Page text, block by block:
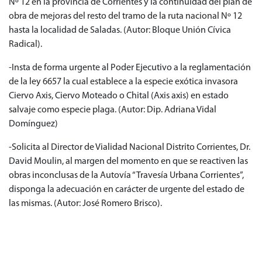
Nº 12 en la provincia de Corrientes y la continuidad del plan de
obra de mejoras del resto del tramo de la ruta nacional Nº 12
hasta la localidad de Saladas. (Autor: Bloque Unión Cívica
Radical).
-Insta de forma urgente al Poder Ejecutivo a la reglamentación
de la ley 6657 la cual establece a la especie exótica invasora
Ciervo Axis, Ciervo Moteado o Chital (Axis axis) en estado
salvaje como especie plaga. (Autor: Dip. Adriana Vidal
Domínguez)
-Solicita al Director de Vialidad Nacional Distrito Corrientes, Dr.
David Moulin, al margen del momento en que se reactiven las
obras inconclusas de la Autovía “Travesía Urbana Corrientes”,
disponga la adecuación en carácter de urgente del estado de
las mismas. (Autor: José Romero Brisco).